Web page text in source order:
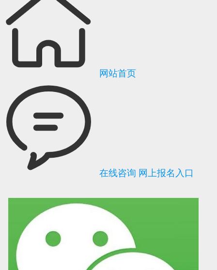
可信网站信用评 网络警察提醒你 诚信网站
网站首页
在线咨询 网上报名入口